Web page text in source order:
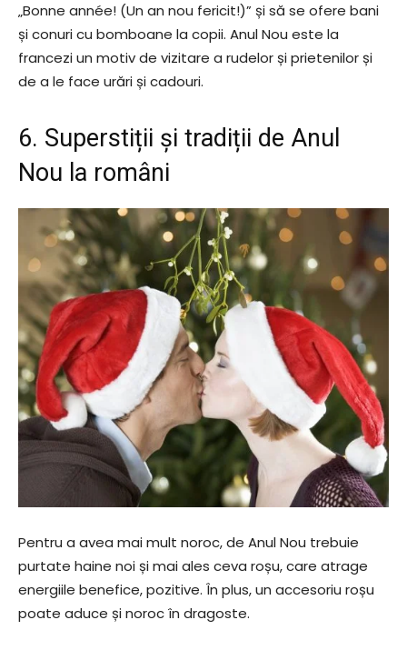
„Bonne année! (Un an nou fericit!)” și să se ofere bani
și conuri cu bomboane la copii. Anul Nou este la
francezi un motiv de vizitare a rudelor și prietenilor și
de a le face urări și cadouri.
6. Superstiții și tradiții de Anul
Nou la români
Pentru a avea mai mult noroc, de Anul Nou trebuie
purtate haine noi și mai ales ceva roșu, care atrage
energiile benefice, pozitive. În plus, un accesoriu roșu
poate aduce și noroc în dragoste.